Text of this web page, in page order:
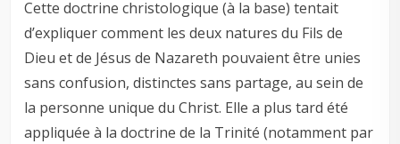
Cette doctrine christologique (à la base) tentait
d’expliquer comment les deux natures du Fils de
Dieu et de Jésus de Nazareth pouvaient être unies
sans confusion, distinctes sans partage, au sein de
la personne unique du Christ. Elle a plus tard été
appliquée à la doctrine de la Trinité (notamment par